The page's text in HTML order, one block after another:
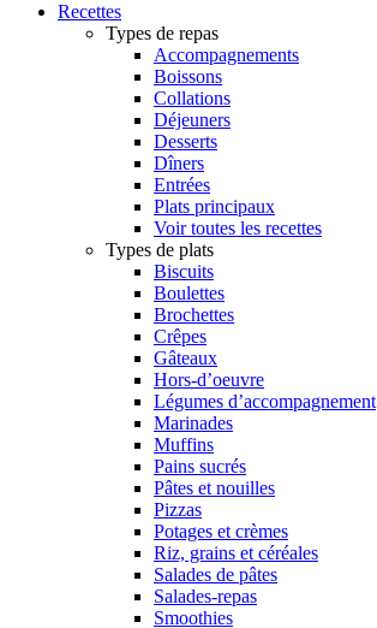
Recettes
Types de repas
Accompagnements
Boissons
Collations
Déjeuners
Desserts
Dîners
Entrées
Plats principaux
Voir toutes les recettes
Types de plats
Biscuits
Boulettes
Brochettes
Crêpes
Gâteaux
Hors-d’oeuvre
Légumes d’accompagnement
Marinades
Muffins
Pains sucrés
Pâtes et nouilles
Pizzas
Potages et crèmes
Riz, grains et céréales
Salades de pâtes
Salades-repas
Smoothies